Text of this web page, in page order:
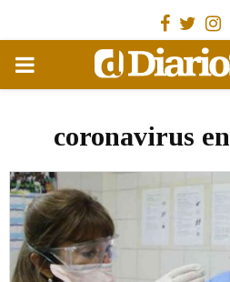
MENÚ
coronavirus